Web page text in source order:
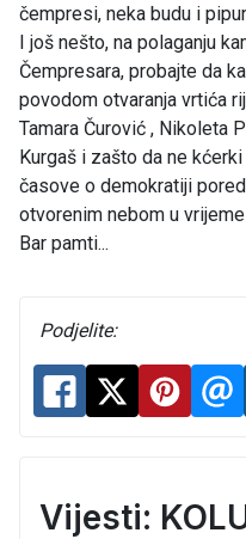
čempresi, neka budu i
I još nešto, na polaganju
Čempresara, probajte da
povodom otvaranja vrtića
Tamara Čurović , Nikoleta
Kurgaš i zašto da ne
časove o demokratiji
otvorenim nebom u
Bar pamti...
Podjelite:
Vijesti: